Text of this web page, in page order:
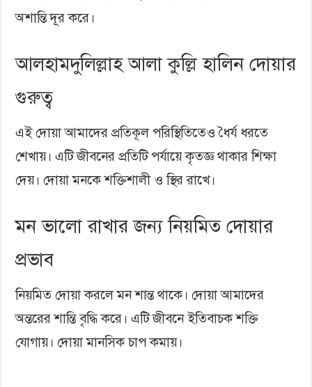
অশান্তি দূর করে।
আলহামদুলিল্লাহ আলা কুল্লি হালিন দোয়ার
গুরুত্ব
এই দোয়া আমাদের প্রতিকূল পরিস্থিতিতেও ধৈর্য ধরতে
শেখায়। এটি জীবনের প্রতিটি পর্যায়ে কৃতজ্ঞ থাকার শিক্ষা
দেয়। দোয়া মনকে শক্তিশালী ও স্থির রাখে।
মন ভালো রাখার জন্য নিয়মিত দোয়ার
প্রভাব
নিয়মিত দোয়া করলে মন শান্ত থাকে। দোয়া আমাদের
অন্তরের শান্তি বৃদ্ধি করে। এটি জীবনে ইতিবাচক শক্তি
যোগায়। দোয়া মানসিক চাপ কমায়।